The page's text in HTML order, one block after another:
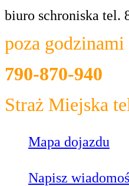
biuro schroniska tel.
poza
790-870-940
Straż Miejska
Mapa dojazdu
Napisz